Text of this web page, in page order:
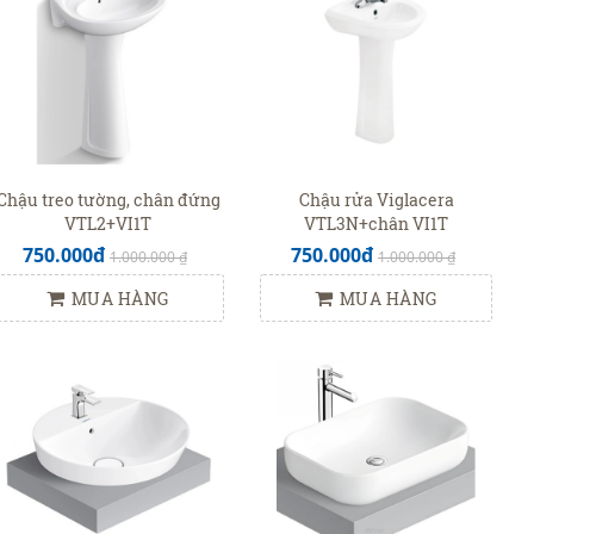
treo tường, chân đứng
VTL2+VI1T
750.000đ 1.000.000 ₫
MUA HÀNG
Chậu rửa Viglacera
VTL3N+chân VI1T
750.000đ 1.000.000 ₫
MUA HÀNG